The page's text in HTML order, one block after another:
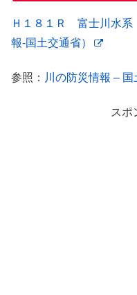
Ｈ１８１Ｒ 富士川水
報-国土交通省）
参照： 川の防災情報 –
スポ